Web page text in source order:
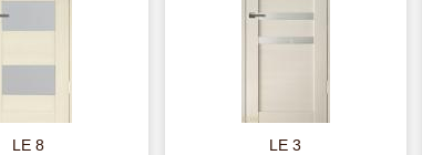
LE 8 LE 3